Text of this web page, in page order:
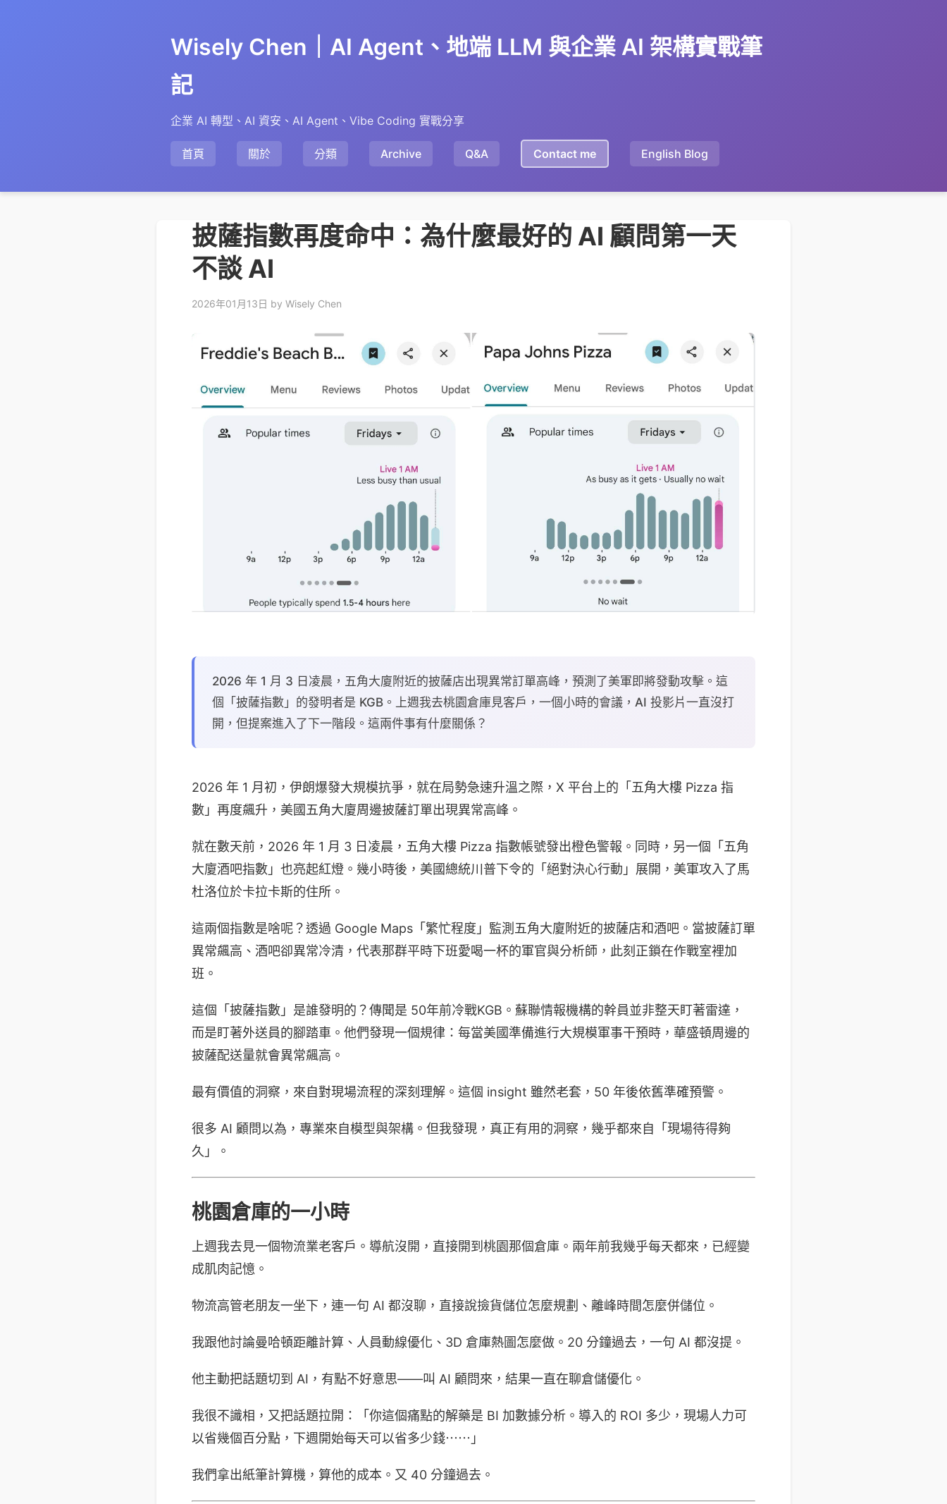
Wisely Chen｜AI Agent、地端 LLM 與企業 AI 架構實戰筆
記
企業 AI 轉型、AI 資安、AI Agent、Vibe Coding 實戰分享
首頁 關於 分類 Archive Q&A Contact me English Blog
披薩指數再度命中：為什麼最好的 AI 顧問第一天
不談 AI
2026年01月13日 by Wisely Chen
2026 年 1 月 3 日凌晨，五角大廈附近的披薩店出現異常訂單高峰，預測了美軍即將發動攻擊。這
個「披薩指數」的發明者是 KGB。上週我去桃園倉庫見客戶，一個小時的會議，AI 投影片一直沒打
開，但提案進入了下一階段。這兩件事有什麼關係？
2026 年 1 月初，伊朗爆發大規模抗爭，就在局勢急速升溫之際，X 平台上的「五角大樓 Pizza 指
數」再度飆升，美國五角大廈周邊披薩訂單出現異常高峰。
就在數天前，2026 年 1 月 3 日凌晨，五角大樓 Pizza 指數帳號發出橙色警報。同時，另一個「五角
大廈酒吧指數」也亮起紅燈。幾小時後，美國總統川普下令的「絕對決心行動」展開，美軍攻入了馬
杜洛位於卡拉卡斯的住所。
這兩個指數是啥呢？透過 Google Maps「繁忙程度」監測五角大廈附近的披薩店和酒吧。當披薩訂單
異常飆高、酒吧卻異常冷清，代表那群平時下班愛喝一杯的軍官與分析師，此刻正鎖在作戰室裡加
班。
這個「披薩指數」是誰發明的？傳聞是 50年前冷戰KGB。蘇聯情報機構的幹員並非整天盯著雷達，
而是盯著外送員的腳踏車。他們發現一個規律：每當美國準備進行大規模軍事干預時，華盛頓周邊的
披薩配送量就會異常飆高。
最有價值的洞察，來自對現場流程的深刻理解。這個 insight 雖然老套，50 年後依舊準確預警。
很多 AI 顧問以為，專業來自模型與架構。但我發現，真正有用的洞察，幾乎都來自「現場待得夠
久」。
桃園倉庫的一小時
上週我去見一個物流業老客戶。導航沒開，直接開到桃園那個倉庫。兩年前我幾乎每天都來，已經變
成肌肉記憶。
物流高管老朋友一坐下，連一句 AI 都沒聊，直接說撿貨儲位怎麼規劃、離峰時間怎麼併儲位。
我跟他討論曼哈頓距離計算、人員動線優化、3D 倉庫熱圖怎麼做。20 分鐘過去，一句 AI 都沒提。
他主動把話題切到 AI，有點不好意思——叫 AI 顧問來，結果一直在聊倉儲優化。
我很不識相，又把話題拉開：「你這個痛點的解藥是 BI 加數據分析。導入的 ROI 多少，現場人力可
以省幾個百分點，下週開始每天可以省多少錢⋯⋯」
我們拿出紙筆計算機，算他的成本。又 40 分鐘過去。